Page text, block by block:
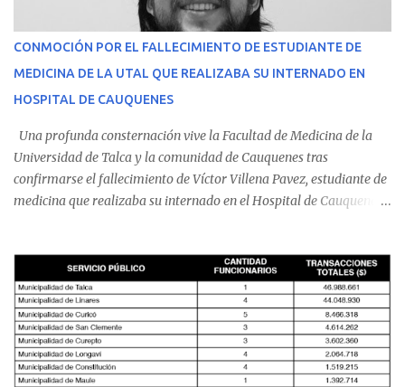
CONMOCIÓN POR EL FALLECIMIENTO DE ESTUDIANTE DE
MEDICINA DE LA UTAL QUE REALIZABA SU INTERNADO EN
HOSPITAL DE CAUQUENES
Una profunda consternación vive la Facultad de Medicina de la
Universidad de Talca y la comunidad de Cauquenes tras
confirmarse el fallecimiento de Víctor Villena Pavez, estudiante de
medicina que realizaba su internado en el Hospital de Cauquenes.
malestares físicos. Dada la complejidad de su estado de salud, el
equipo médico determinó su traslado de urgencia al Hospital
Regional de Talca y dado la urgencia la ambulancia partió hacia
Talca con escolta de Carabineros. En medio del traslado, el
estudiante de medicina de 25 años, se agravó y pese a los esfuerzos
del personal de emergencia terminó falleciendo, sin alcanzar a